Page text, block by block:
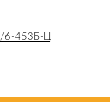
6-453Б-Ц